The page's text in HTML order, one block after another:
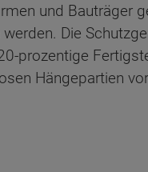
und Bauträger
Die
prozentige
Hängepartien